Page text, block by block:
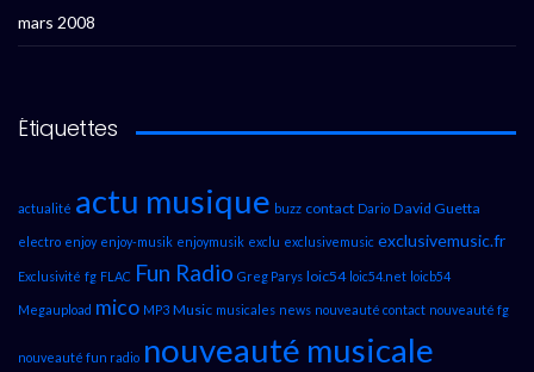
mars 2008
Étiquettes
actualité actu musique buzz contact Dario David Guetta
electro enjoy enjoy-musik enjoymusik exclu exclusivemusic exclusivemusic.fr
Exclusivité fg FLAC Fun Radio Greg Parys loic54 loic54.net loicb54
Megaupload mico MP3 Music musicales news nouveauté contact nouveauté fg
nouveauté fun radio nouveauté musicale